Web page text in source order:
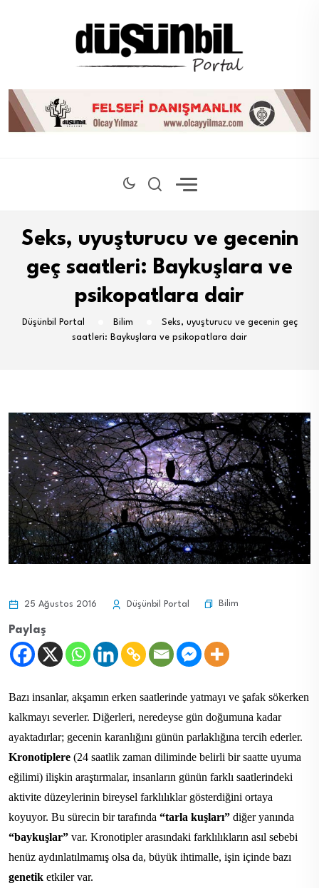
Seks, uyuşturucu ve gecenin
geç saatleri: Baykuşlara ve
psikopatlara dair
Düşünbil Portal Bilim
Seks, uyuşturucu ve gecenin geç
saatleri: Baykuşlara ve psikopatlara dair
25 Ağustos 2016 Düşünbil Portal Bilim
Paylaş
Bazı insanlar, akşamın erken saatlerinde yatmayı ve şafak sökerken
kalkmayı severler. Diğerleri, neredeyse gün doğumuna kadar
ayaktadırlar; gecenin karanlığını günün parlaklığına tercih ederler.
Kronotiplere (24 saatlik zaman diliminde belirli bir saatte uyuma
eğilimi) ilişkin araştırmalar, insanların günün farklı saatlerindeki
aktivite düzeylerinin bireysel farklılıklar gösterdiğini ortaya
koyuyor. Bu sürecin bir tarafında “tarla kuşları” diğer yanında
“baykuşlar” var. Kronotipler arasındaki farklılıkların asıl sebebi
henüz aydınlatılmamış olsa da, büyük ihtimalle, işin içinde bazı
genetik etkiler var.